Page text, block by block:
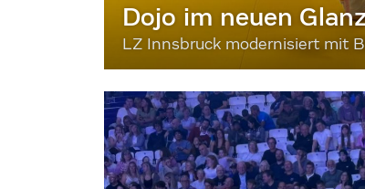
Dojo im neuen
LZ Innsbruck modernisiert mit